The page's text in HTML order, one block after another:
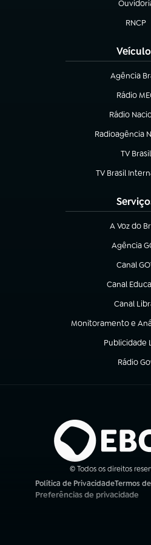
(abre em
RNCP
(abre
Agência
(abre em
Rádio
Rádio
(abre em
Radioagência
(abre em nova
TV Brasil
(abre
TV Brasil
(abre em nova
A Voz do
(abre em
Agência
(abre em
Canal
(abre em
Canal
(abre em
Canal
(abre em
Monitoramento e
(abre em nova aba)
Publicidade
(abre em
Rádio
(abre em
© Todos os direitos
Política de Privacidade
(abre em nova aba)
Termos
(abre em
Preferências de privacidade